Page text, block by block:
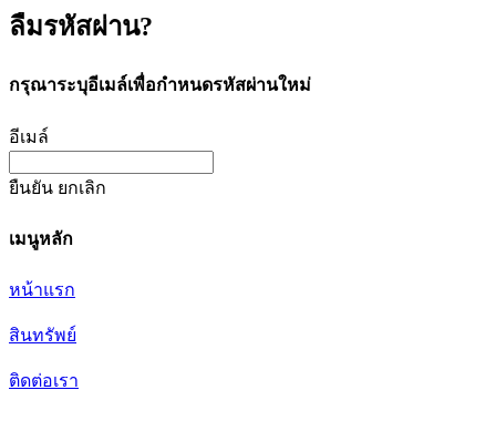
ลืมรหัสผ่าน?
กรุณาระบุอีเมล์เพื่อกำหนดรหัสผ่านใหม่
อีเมล์
ยืนยัน ยกเลิก
เมนูหลัก
หน้าแรก
สินทรัพย์
ติดต่อเรา